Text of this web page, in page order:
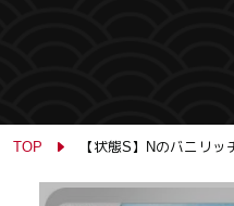
TOP 【状態S】Nのバニリッ